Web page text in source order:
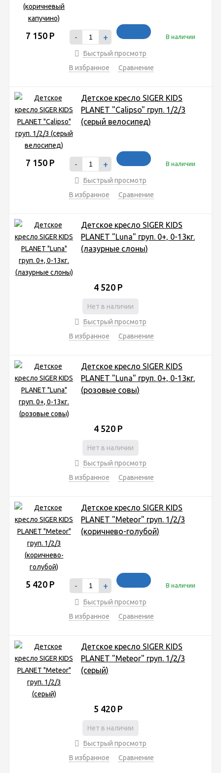
7 150 Р - + В наличии
Быстрый просмотр
В избранное
Сравнение
Детское кресло SIGER KIDS
PLANET "Calipso" груп. 1/2/3
(серый велосипед)
7 150 Р - + В наличии
Быстрый просмотр
В избранное
Сравнение
Детское кресло SIGER KIDS
PLANET "Luna" груп. 0+, 0-13кг.
(лазурные слоны)
4 520 Р
Нет в наличии
Быстрый просмотр
В избранное
Сравнение
Детское кресло SIGER KIDS
PLANET "Luna" груп. 0+, 0-13кг.
(розовые совы)
4 520 Р
Нет в наличии
Быстрый просмотр
В избранное
Сравнение
Детское кресло SIGER KIDS
PLANET "Meteor" груп. 1/2/3
(коричнево-голубой)
5 420 Р - + В наличии
Быстрый просмотр
В избранное
Сравнение
Детское кресло SIGER KIDS
PLANET "Meteor" груп. 1/2/3
(серый)
5 420 Р
Нет в наличии
Быстрый просмотр
В избранное
Сравнение